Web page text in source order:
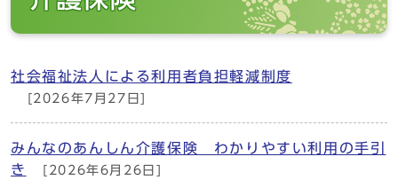
社会福祉法人による利用者負担軽減制度
[2026年7月27日]
みんなのあんしん介護保険 わかりやすい利用の手引
き
[2026年6月26日]